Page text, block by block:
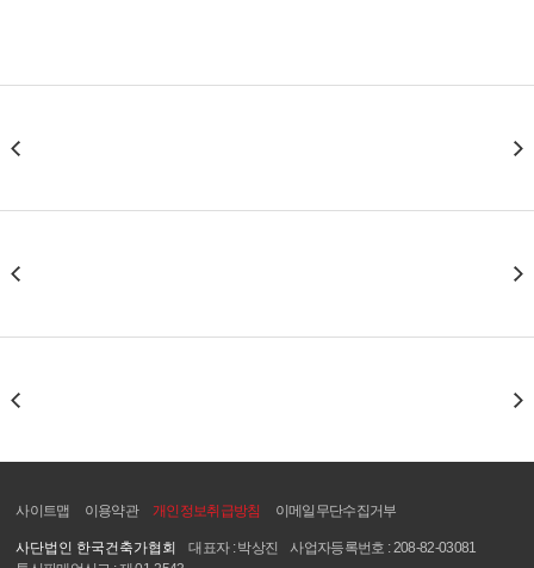
사이트맵 이용약관 개인정보취급방침 이메일무단수집거부
사단법인 한국건축가협회 대표자 : 박상진
사업자등록번호 : 208-82-03081